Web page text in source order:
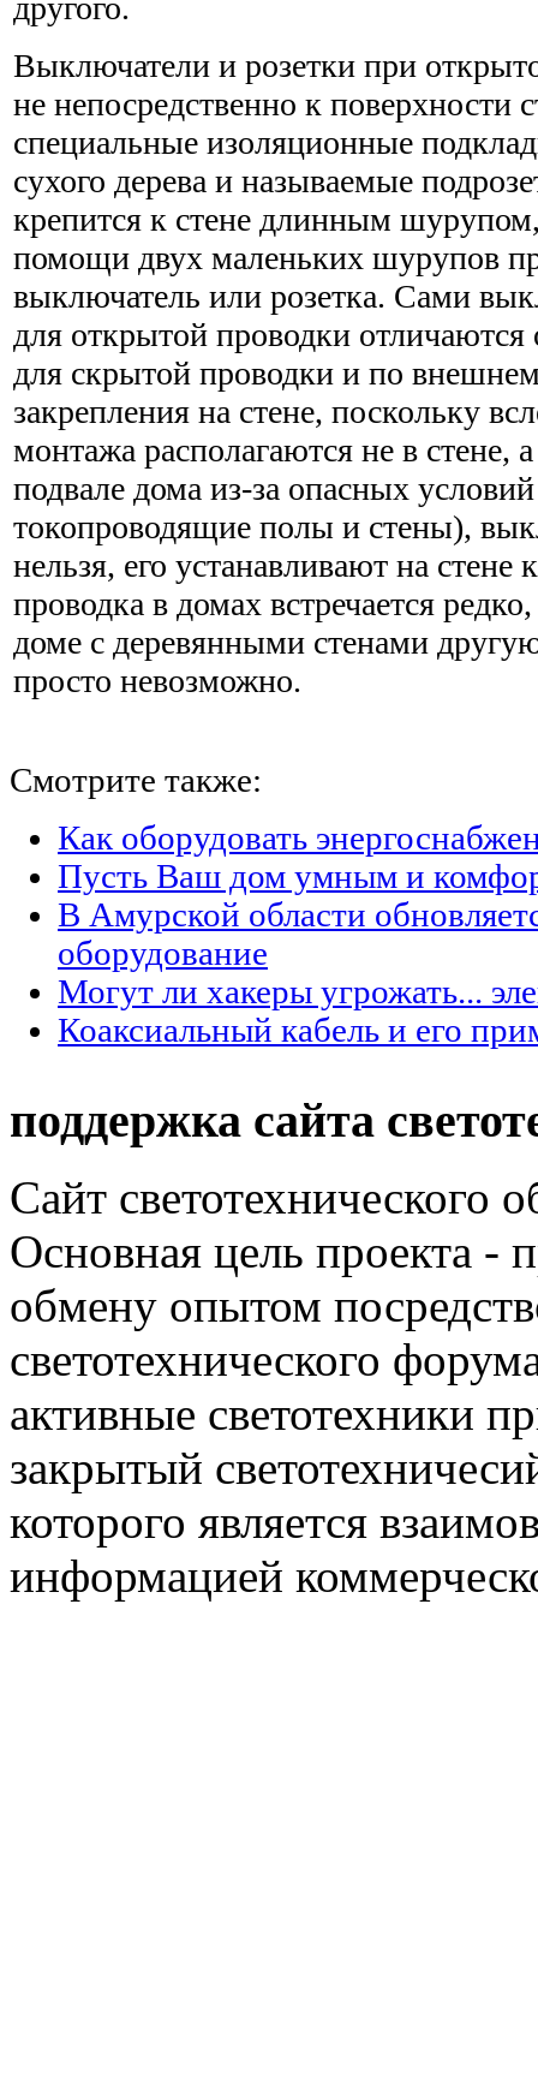
другого.
Выключатели и розетки при
не непосредственно к поверхности
специальные изоляционные
сухого дерева и называемые
крепится к стене длинным
помощи двух маленьких шурупов
выключатель или розетка. Сами
для открытой проводки отличаются
для скрытой проводки и по
закрепления на стене, поскольку
монтажа располагаются не в стене,
подвале дома из-за опасных
токопроводящие полы и стены),
нельзя, его устанавливают на
проводка в домах встречается
доме с деревянными стенами
просто невозможно.
Смотрите также:
Как оборудовать
Пусть Ваш дом умным и
В Амурской области
оборудование
Могут ли хакеры угрожать...
Коаксиальный кабель и его
поддержка сайта
Сайт светотехнического
Основная цель проекта -
обмену опытом
светотехнического
активные светотехники
закрытый
которого является
информацией